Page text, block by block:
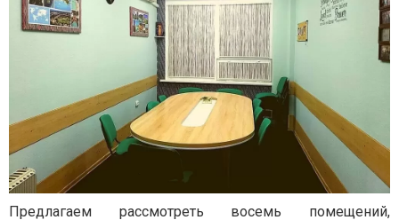
Предлагаем рассмотреть восемь помещений,